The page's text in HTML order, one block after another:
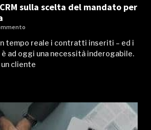
sulla scelta del mandato per
tempo reale i contratti inseriti – ed i
ad oggi una necessità inderogabile.
cliente